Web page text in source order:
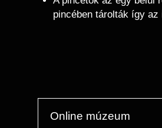
pincében tárolták így
Online múzeum